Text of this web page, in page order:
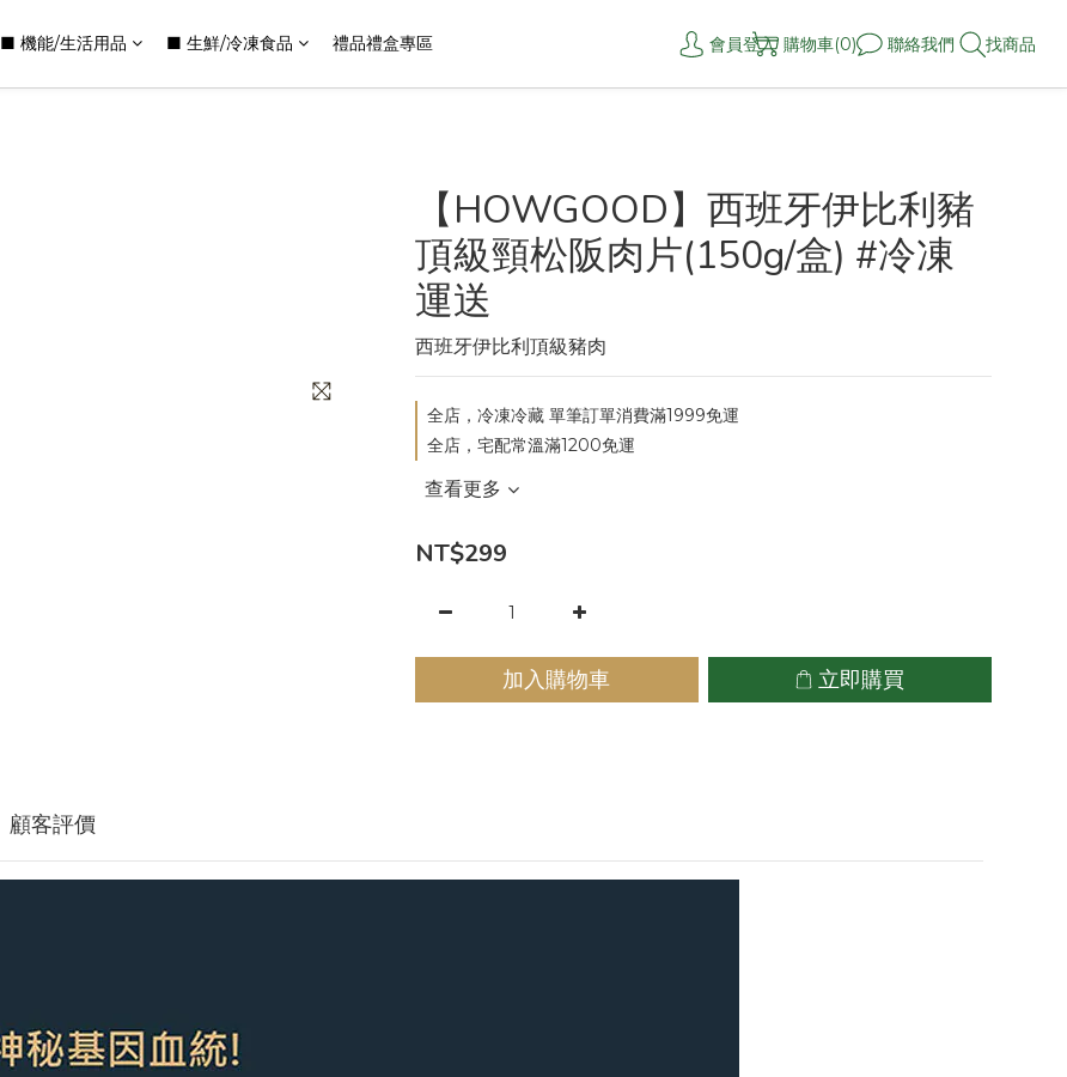
■ 機能/生活用品 ■ 生鮮/冷凍食品 禮品禮盒專區 會員登入 購物車(0) 聯絡我們 找商品
【HOWGOOD】西班牙伊比利豬
頂級頸松阪肉片(150g/盒) #冷凍
運送
西班牙伊比利頂級豬肉
全店，冷凍冷藏 單筆訂單消費滿1999免運
全店，宅配常溫滿1200免運
查看更多
NT$299
加入購物車 立即購買
顧客評價